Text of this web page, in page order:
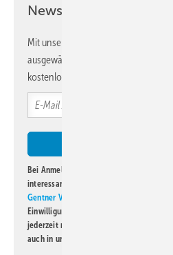
Newsletter!
Mit unserem Newsletter erhalten Sie
ausgewählte Informationen und
kostenlos direkt ins Postfach.
Bei Anmeldung zu diesem Newsletter
interessante Verlags- und Online-
Gentner Verlag GmbH & Co. KG
Einwilligung kann ich jederzeit
jederzeit möglich. Informationen zum
auch in unserer